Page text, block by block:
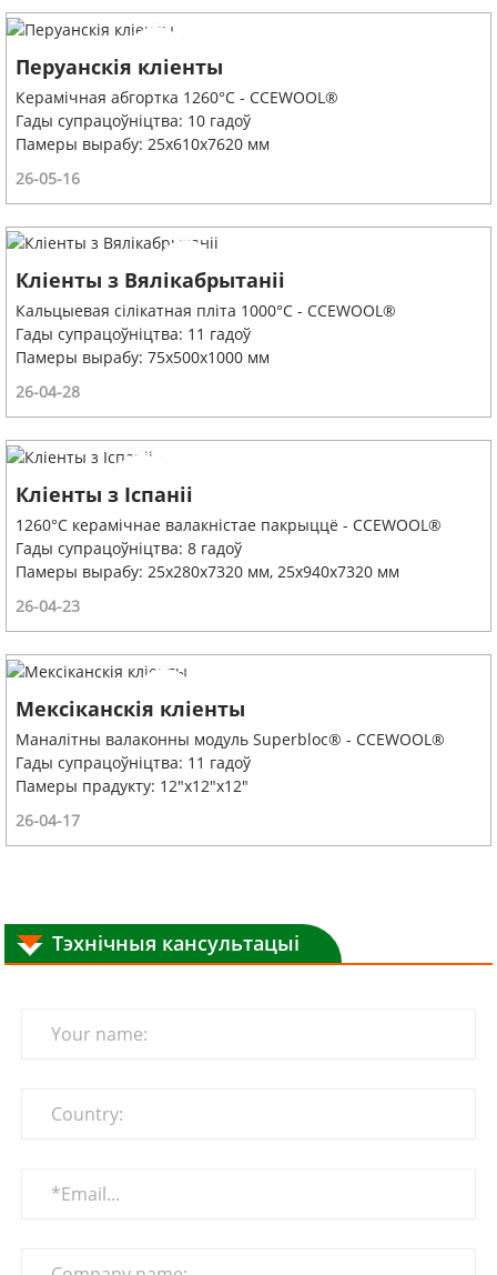
Перуанскія кліенты
Керамічная абгортка 1260°C - CCEWOOL®
Гады супрацоўніцтва: 10 гадоў
Памеры вырабу: 25x610x7620 мм
26-05-16
Кліенты з Вялікабрытаніі
Кальцыевая сілікатная пліта 1000°C - CCEWOOL®
Гады супрацоўніцтва: 11 гадоў
Памеры вырабу: 75x500x1000 мм
26-04-28
Кліенты з Іспаніі
1260°C керамічнае валакністае пакрыццё - CCEWOOL®
Гады супрацоўніцтва: 8 гадоў
Памеры вырабу: 25x280x7320 мм, 25x940x7320 мм
26-04-23
Мексіканскія кліенты
Маналітны валаконны модуль Superbloc® - CCEWOOL®
Гады супрацоўніцтва: 11 гадоў
Памеры прадукту: 12"x12"x12"
26-04-17
Тэхнічныя кансультацыі